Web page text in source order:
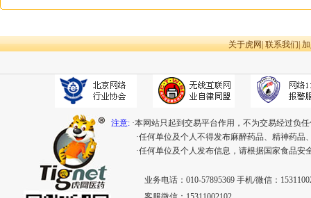
关于虎网|联系我们|
注意: ·本网站只起到交易平台作用，不为交易经过负
·任何单位及个人不得发布麻醉药品、精神药
·任何单位及个人发布信息，请根据国家食品
业务电话：010-57895369 手机/微信：